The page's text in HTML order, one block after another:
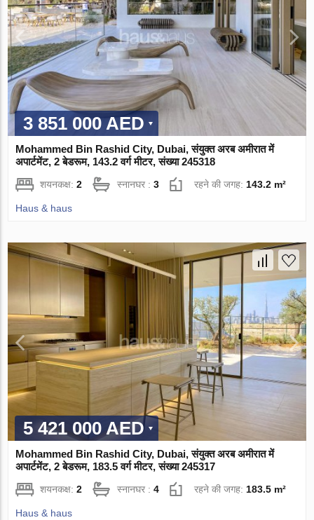
3 851 000 AED
Mohammed Bin Rashid City, Dubai, संयुक्त अरब अमीरात में
अपार्टमेंट, 2 बेडरूम, 143.2 वर्ग मीटर, संख्या 245318
शयनकक्ष:2 स्नानघर :3 रहने की जगह: 143.2 m²
Haus & haus
5 421 000 AED
Mohammed Bin Rashid City, Dubai, संयुक्त अरब अमीरात में
अपार्टमेंट, 2 बेडरूम, 183.5 वर्ग मीटर, संख्या 245317
शयनकक्ष:2 स्नानघर :4 रहने की जगह:183.5 m²
Haus & haus